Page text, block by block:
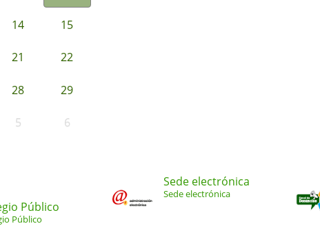
14 15
21 22
28 29
5 6
Público
Público
Sede electrónica
Sede electrónica